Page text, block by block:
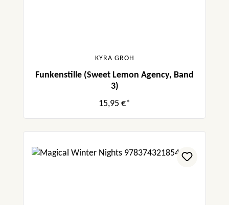
KYRA GROH
Funkenstille (Sweet Lemon Agency, Band
3)
15,95 €*